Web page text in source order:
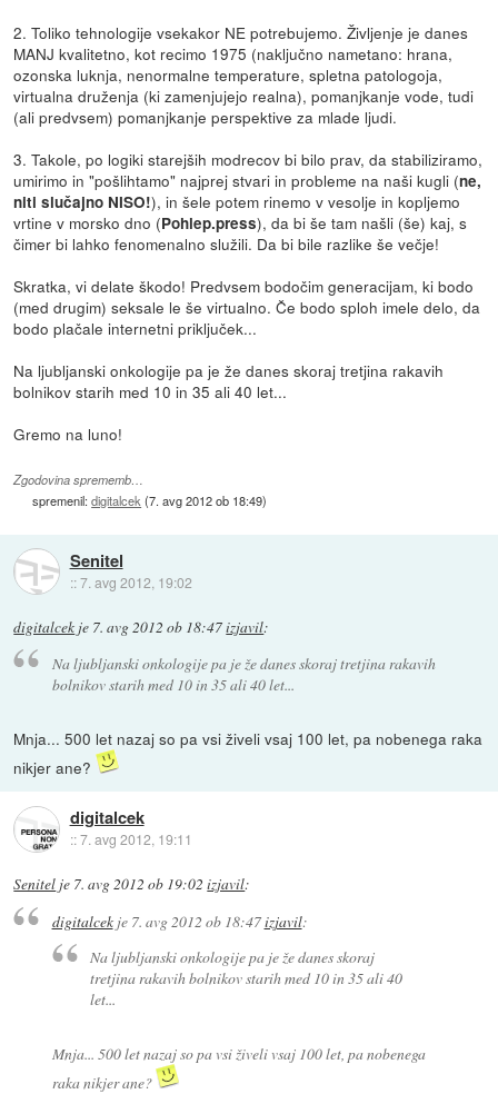
2. Toliko tehnologije vsekakor NE potrebujemo. Življenje je danes
MANJ kvalitetno, kot recimo 1975 (naključno nametano: hrana,
ozonska luknja, nenormalne temperature, spletna patologoja,
virtualna druženja (ki zamenjujejo realna), pomanjkanje vode, tudi
(ali predvsem) pomanjkanje perspektive za mlade ljudi.
3. Takole, po logiki starejših modrecov bi bilo prav, da stabiliziramo,
umirimo in "pošlihtamo" najprej stvari in probleme na naši kugli (ne,
niti slučajno NISO!), in šele potem rinemo v vesolje in kopljemo
vrtine v morsko dno (Pohlep.press), da bi še tam našli (še) kaj, s
čimer bi lahko fenomenalno služili. Da bi bile razlike še večje!
Skratka, vi delate škodo! Predvsem bodočim generacijam, ki bodo
(med drugim) seksale le še virtualno. Če bodo sploh imele delo, da
bodo plačale internetni priključek...
Na ljubljanski onkologije pa je že danes skoraj tretjina rakavih
bolnikov starih med 10 in 35 ali 40 let...
Gremo na luno!
Zgodovina sprememb…
spremenil:digitalcek (7. avg 2012 ob 18:49)
Senitel
::7. avg 2012, 19:02
digitalcek je 7. avg 2012 ob 18:47izjavil:
Na ljubljanski onkologije pa je že danes skoraj tretjina rakavih
bolnikov starih med 10 in 35 ali 40 let...
Mnja... 500 let nazaj so pa vsi živeli vsaj 100 let, pa nobenega raka
nikjer ane?
digitalcek
::7. avg 2012, 19:11
Senitel je 7. avg 2012 ob 19:02 izjavil:
digitalcekje 7. avg 2012 ob 18:47izjavil:
Na ljubljanski onkologije pa je že danes skoraj
tretjina rakavih bolnikov starih med 10 in 35 ali 40
let...
Mnja... 500 let nazaj so pa vsi živeli vsaj 100 let, pa nobenega
raka nikjer ane?